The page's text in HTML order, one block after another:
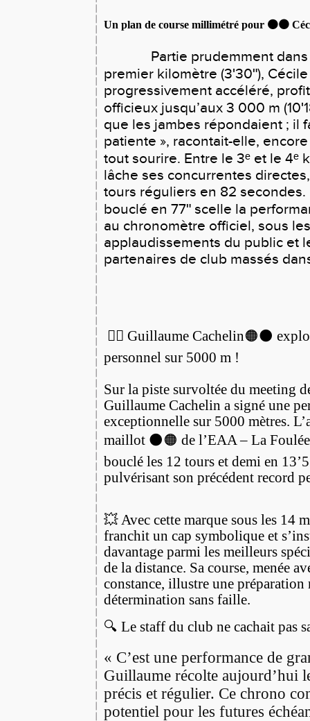
Un plan de course millimétré pour 🟠⚫️
Partie prudemment
premier kilomètre (3ʹ30ʺ),
progressivement accéléré,
officieux jusqu’aux 3 000 m
que les jambes répondaient ; il
patiente », racontait-elle,
tout sourire. Entre le 3ᵉ et le 4ᵉ
lâche ses concurrentes
tours réguliers en 82
bouclé en 77ʺ scelle la
au chronomètre officiel, sous les
applaudissements du public et
partenaires de club massés
🏃‍♂️ Guillaume Cachelin🟠⚫️
personnel sur
Sur la piste survoltée du meeting
Guillaume Cachelin a signé une
exceptionnelle sur 5000 mètres.
maillot ⚫️🟠 de l’EAA – La Foulée
bouclé les 12 tours et demi en
pulvérisant son précédent record
💥 Avec cette marque sous les 14
franchit un cap symbolique et
davantage parmi les meilleurs
de la distance. Sa course, menée
constance, illustre une
détermination sans faille.
🔍 Le staff du club ne cachait pas
« C’est une performance de
Guillaume récolte aujourd’hui
précis et régulier. Ce chrono
potentiel pour les futures